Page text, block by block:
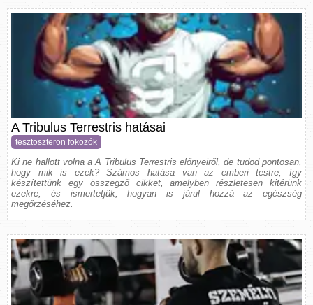
A Tribulus Terrestris hatásai
tesztoszteron fokozók
Ki ne hallott volna a A Tribulus Terrestris előnyeiről, de tudod pontosan,
hogy mik is ezek? Számos hatása van az emberi testre, így
készítettünk egy összegző cikket, amelyben részletesen kitérünk
ezekre, és ismertetjük, hogyan is járul hozzá az egészség
megőrzéséhez.